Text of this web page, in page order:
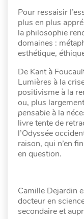
Pour ressaisir
plus en plus
la philosophie
domaines :
esthétique,
De Kant à
Lumières à la
positivisme à la
ou, plus
pensable à la
livre tente de
l’Odyssée
raison, qui n’en
en question.
Camille Dejardin
docteur en
secondaire et